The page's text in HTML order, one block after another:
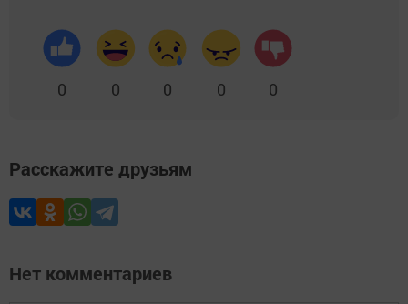
0 0 0 0 0
Расскажите друзьям
Нет комментариев